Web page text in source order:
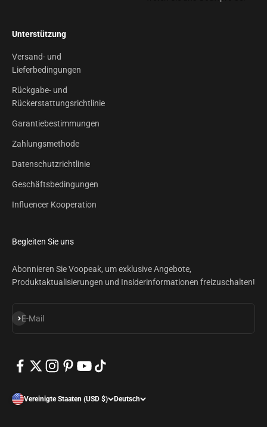
Unterstützung
Versand- und
Lieferbedingungen
Rückgabe- und
Rückerstattungsrichtlinie
Garantiebestimmungen
Zahlungsmethode
Datenschutzrichtlinie
Geschäftsbedingungen
Influencer Kooperation
Begleiten Sie uns
Abonnieren Sie Voopeak, um exklusive Angebote,
Produktaktualisierungen und Insiderinformationen freizuschalten!
E-Mail
Abonnieren
Vereinigte Staaten (USD $) Deutsch